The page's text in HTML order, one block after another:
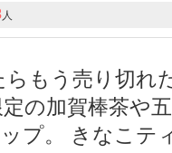
人
らもう売り切れ
の加賀棒茶や
プ。 きなこテ